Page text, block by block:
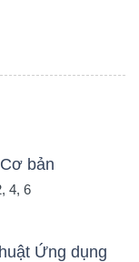
bản
4, 6
Ứng dụng